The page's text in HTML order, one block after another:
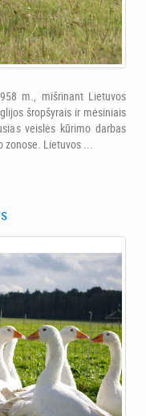
m., mišrinant Lietuvos
šropšyrais ir mėsiniais
veislės kūrimo darbas
Lietuvos ...